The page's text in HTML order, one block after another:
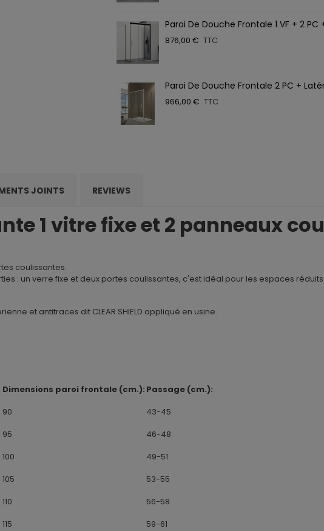
Paroi De Douche Frontale 1 VF + 2 PC
876,00 € TTC
Paroi De Douche Frontale 2 PC +
966,00 € TTC
JOINTS REVIEWS
1 vitre fixe et 2 panneaux
coulissantes.
: un verre fixe et deux portes coulissantes, c'est idéal pour les espaces
et antitraces dit CLEAR SHIELD appliqué en usine.
Dimensions paroi frontale (cm.): Passage (cm.):
90
43-45
95
46-48
100
49-51
105
53-55
110
56-58
115
59-61